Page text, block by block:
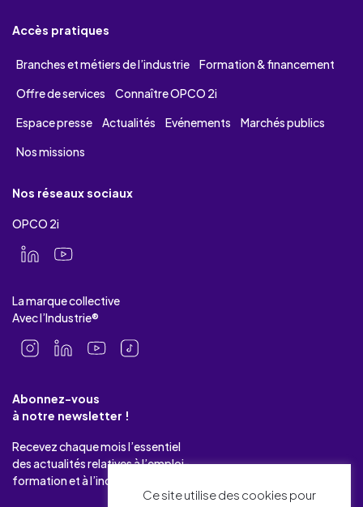
Accès pratiques
Branches et métiers de l’industrie
Formation & financement
Offre de services
Connaître OPCO 2i
Espace presse
Actualités Evénements
Marchés publics
Nos missions
Nos réseaux sociaux
OPCO 2i
La marque collective
Avec l’Industrie®
Abonnez-vous
à notre newsletter !
Recevez chaque mois l’essentiel
des actualités relatives à l’emploi-
formation et à l’industrie.
Ce site utilise des cookies pour